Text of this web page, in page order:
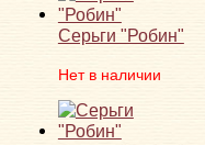
Серьги "Робин"
Нет в наличии